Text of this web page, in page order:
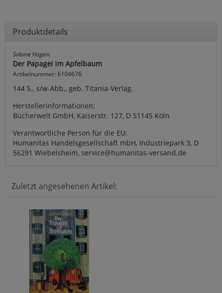
Produktdetails
Sabine Hagen:
Der Papagei im Apfelbaum
Artikelnummer: 6104676
144 S., s/w-Abb., geb. Titania-Verlag.
Herstellerinformationen:
Bücherwelt GmbH, Kaiserstr. 127, D 51145 Köln
Verantwortliche Person für die EU:
Humanitas Handelsgesellschaft mbH, Industriepark 3, D
56291 Wiebelsheim, service@humanitas-versand.de
Zuletzt angesehenen Artikel: